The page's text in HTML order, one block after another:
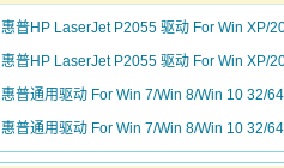
惠普HP LaserJet P2055 驱动 For Win XP/
惠普HP LaserJet P2055 驱动 For Win XP/
惠普通用驱动 For Win 7/Win 8/Win 10 32/
惠普通用驱动 For Win 7/Win 8/Win 10 32/